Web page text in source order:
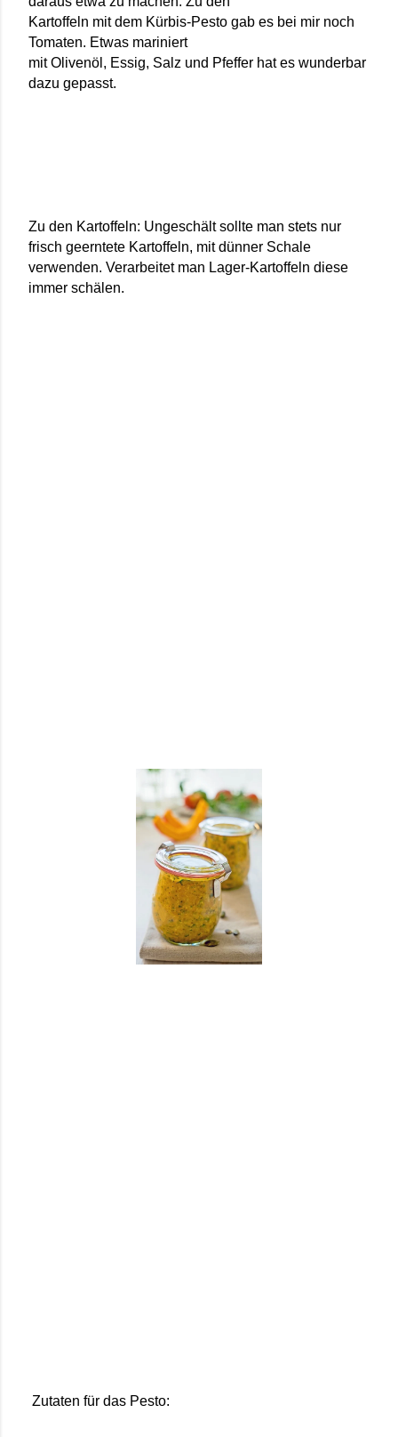
Kartoffeln mit dem Kürbis-Pesto gab es bei mir noch
Tomaten. Etwas mariniert
mit Olivenöl, Essig, Salz und Pfeffer hat es wunderbar
dazu gepasst.
Zu den Kartoffeln: Ungeschält sollte man stets nur
frisch geerntete Kartoffeln, mit dünner Schale
verwenden. Verarbeitet man Lager-Kartoffeln diese
immer schälen.
Zutaten für das Pesto: